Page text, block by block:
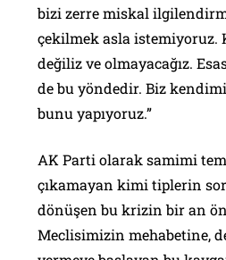
bizi zerre miskal
çekilmek asla istemiyoruz.
değiliz ve olmayacağız.
de bu yöndedir. Biz
bunu yapıyoruz.”
AK Parti olarak samimi
çıkamayan kimi tiplerin
dönüşen bu krizin bir an
Meclisimizin mehabetine,